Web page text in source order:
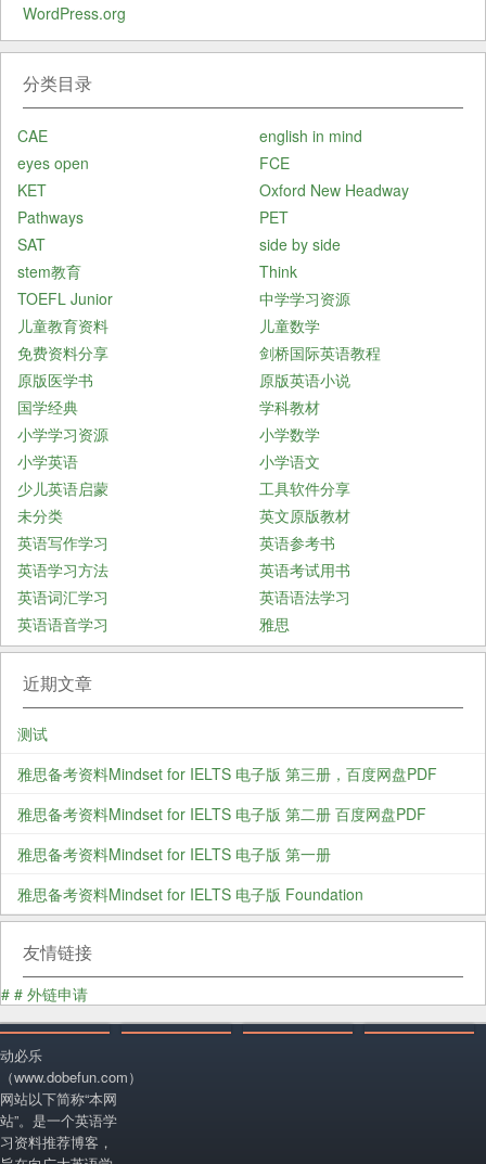
WordPress.org
分类目录
CAE
english in mind
eyes open
FCE
KET
Oxford New Headway
Pathways
PET
SAT
side by side
stem教育
Think
TOEFL Junior
中学学习资源
儿童教育资料
儿童数学
免费资料分享
剑桥国际英语教程
原版医学书
原版英语小说
国学经典
学科教材
小学学习资源
小学数学
小学英语
小学语文
少儿英语启蒙
工具软件分享
未分类
英文原版教材
英语写作学习
英语参考书
英语学习方法
英语考试用书
英语词汇学习
英语语法学习
英语语音学习
雅思
近期文章
测试
雅思备考资料Mindset for IELTS 电子版 第三册，百度网盘PDF
雅思备考资料Mindset for IELTS 电子版 第二册 百度网盘PDF
雅思备考资料Mindset for IELTS 电子版 第一册
雅思备考资料Mindset for IELTS 电子版 Foundation
友情链接
# # 外链申请
动必乐
（www.dobefun.com）
网站以下简称“本网
站”。是一个英语学
习资料推荐博客，